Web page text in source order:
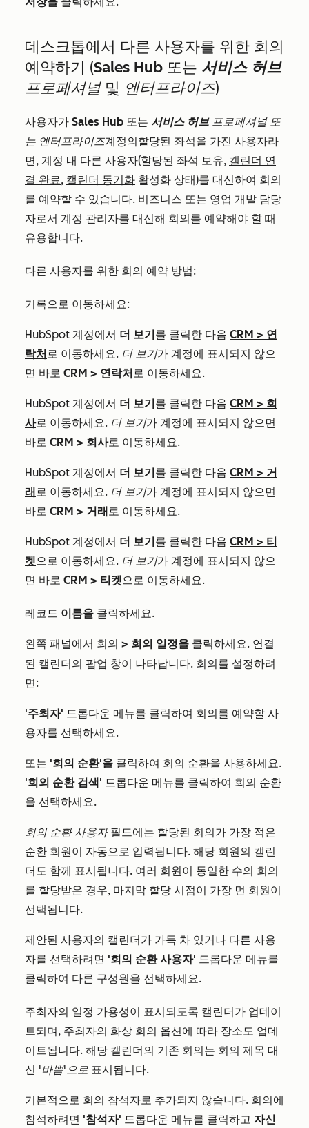
데스크톱에서 다른 사용자를 위한 회의
예약하기 (Sales Hub 또는 서비스 허브
프로페셔널및 엔터프라이즈)
사용자가 Sales Hub 또는 서비스 허브 프로페셔널 또
는 엔터프라이즈계정의 할당된 좌석을 가진 사용자라
면, 계정 내 다른 사용자(할당된 좌석 보유, 캘린더 연
결 완료, 캘린더 동기화 활성화 상태)를 대신하여 회의
를 예약할 수 있습니다. 비즈니스 또는 영업 개발 담당
자로서 계정 관리자를 대신해 회의를 예약해야 할 때
유용합니다.
다른 사용자를 위한 회의 예약 방법:
기록으로 이동하세요:
HubSpot 계정에서 더 보기 를 클릭한 다음 CRM > 연
락처 로 이동하세요. 더 보기가 계정에 표시되지 않으
면 바로 CRM > 연락처 로 이동하세요.
HubSpot 계정에서 더 보기 를 클릭한 다음 CRM > 회
사로 이동하세요. 더 보기가 계정에 표시되지 않으면
바로 CRM > 회사로 이동하세요.
HubSpot 계정에서 더 보기 를 클릭한 다음 CRM > 거
래 로 이동하세요. 더 보기가 계정에 표시되지 않으면
바로 CRM > 거래 로 이동하세요.
HubSpot 계정에서 더 보기 를 클릭한 다음 CRM > 티
켓으로 이동하세요. 더 보기가 계정에 표시되지 않으
면 바로 CRM > 티켓으로 이동하세요.
레코드 이름을 클릭하세요.
왼쪽 패널에서 회의 > 회의 일정을 클릭하세요. 연결
된 캘린더의 팝업 창이 나타납니다. 회의를 설정하려
면:
'주최자' 드롭다운 메뉴를 클릭하여 회의를 예약할 사
용자를 선택하세요.
또는 '회의 순환'을 클릭하여 회의 순환을 사용하세요.
'회의 순환 검색' 드롭다운 메뉴를 클릭하여 회의 순환
을 선택하세요.
회의 순환 사용자필드에는 할당된 회의가 가장 적은
순환 회원이 자동으로 입력됩니다. 해당 회원의 캘린
더도 함께 표시됩니다. 여러 회원이 동일한 수의 회의
를 할당받은 경우, 마지막 할당 시점이 가장 먼 회원이
선택됩니다.
제안된 사용자의 캘린더가 가득 차 있거나 다른 사용
자를 선택하려면 '회의 순환 사용자' 드롭다운 메뉴를
클릭하여 다른 구성원을 선택하세요.
주최자의 일정 가용성이 표시되도록 캘린더가 업데이
트되며, 주최자의 화상 회의 옵션에 따라 장소도 업데
이트됩니다. 해당 캘린더의 기존 회의는 회의 제목 대
신 '바쁨'으로 표시됩니다.
기본적으로 회의 참석자로 추가되지 않습니다. 회의에
참석하려면 '참석자' 드롭다운 메뉴를 클릭하고 자신